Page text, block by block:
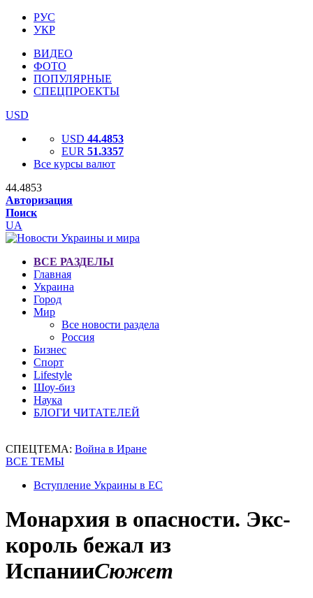
РУС
УКР
ВИДЕО
ФОТО
ПОПУЛЯРНЫЕ
СПЕЦПРОЕКТЫ
USD
USD 44.4853
EUR 51.3357
Все курсы валют
44.4853
Авторизация
Поиск
UA
ВСЕ РАЗДЕЛЫ
Главная
Украина
Город
Мир
Все новости раздела
Россия
Бизнес
Спорт
Lifestyle
Шоу-биз
Наука
БЛОГИ ЧИТАТЕЛЕЙ
СПЕЦТЕМА: Война в Иране
ВСЕ ТЕМЫ
Вступление Украины в ЕС
Монархия в опасности. Экс-
король бежал из
ИспанииСюжет